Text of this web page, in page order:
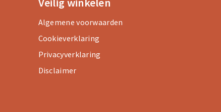
Algemene voorwaarden
Cookieverklaring
Privacyverklaring
Disclaimer